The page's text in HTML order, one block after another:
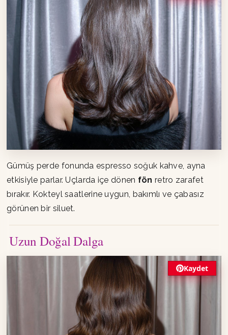
Gümüş perde fonunda espresso soğuk kahve, ayna
etkisiyle parlar. Uçlarda içe dönen fön retro zarafet
bırakır. Kokteyl saatlerine uygun, bakımlı ve çabasız
görünen bir siluet.
Uzun Doğal Dalga
Kaydet